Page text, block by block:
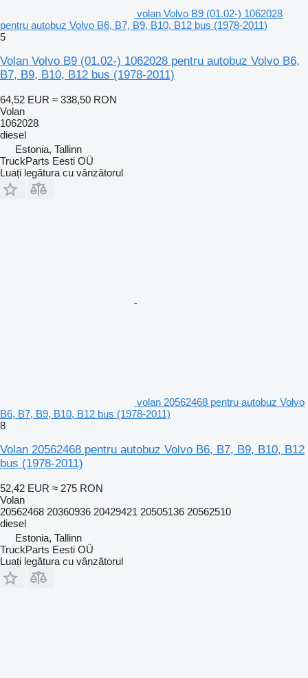
volan Volvo B9 (01.02-) 1062028
pentru autobuz Volvo B6, B7, B9, B10, B12 bus (1978-2011)
5
Volan Volvo B9 (01.02-) 1062028 pentru autobuz Volvo B6,
B7, B9, B10, B12 bus (1978-2011)
64,52 EUR ≈ 338,50 RON
Volan
1062028
diesel
Estonia, Tallinn
TruckParts Eesti OÜ
Luați legătura cu vânzătorul
volan 20562468 pentru autobuz Volvo
B6, B7, B9, B10, B12 bus (1978-2011)
8
Volan 20562468 pentru autobuz Volvo B6, B7, B9, B10, B12
bus (1978-2011)
52,42 EUR ≈ 275 RON
Volan
20562468 20360936 20429421 20505136 20562510
diesel
Estonia, Tallinn
TruckParts Eesti OÜ
Luați legătura cu vânzătorul